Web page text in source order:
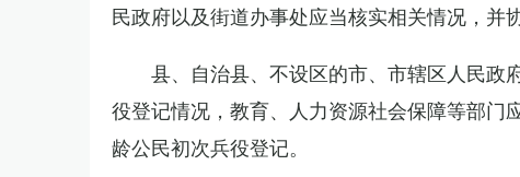
民政府以及街道办事处应当核实相关情况，并
县、自治县、不设区的市、市辖区人民政
役登记情况，教育、人力资源社会保障等部
龄公民初次兵役登记。